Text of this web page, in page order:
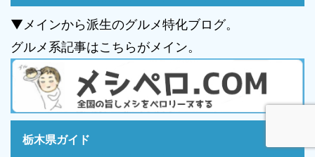
▼メインから派生のグルメ特化ブログ。
グルメ系記事はこちらがメイン。
栃木県ガイド